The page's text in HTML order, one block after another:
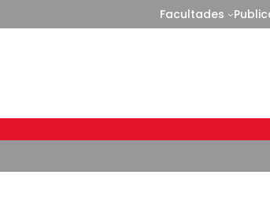
Facultades